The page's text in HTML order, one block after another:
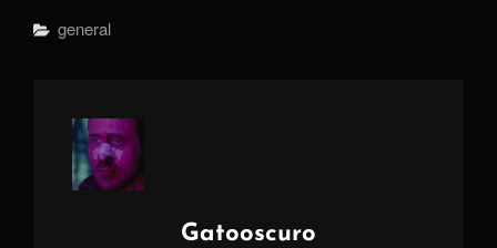
Categorías
General
Autor:
Gatooscuro